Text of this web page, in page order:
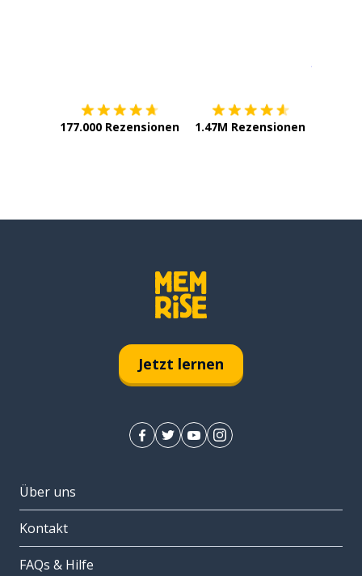
177.000 Rezensionen 1.47M Rezensionen
Jetzt lernen
Über uns
Kontakt
FAQs & Hilfe